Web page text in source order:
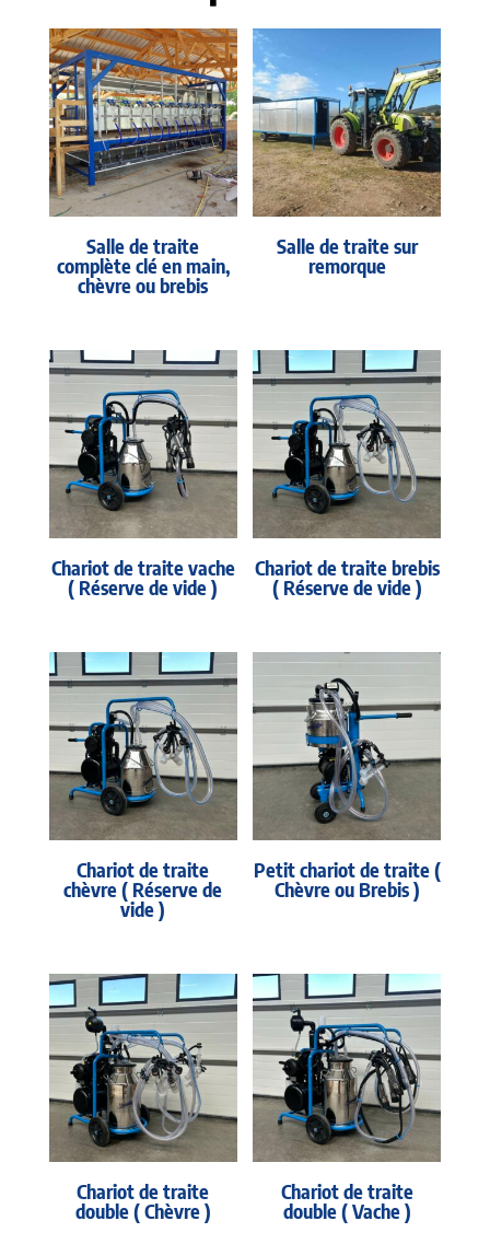
Salle de traite
complète clé en main,
chèvre ou brebis
Salle de traite sur
remorque
Chariot de traite vache
( Réserve de vide )
Chariot de traite brebis
( Réserve de vide )
Chariot de traite
chèvre ( Réserve de
vide )
Petit chariot de traite (
Chèvre ou Brebis )
Chariot de traite
double ( Chèvre )
Chariot de traite
double ( Vache )